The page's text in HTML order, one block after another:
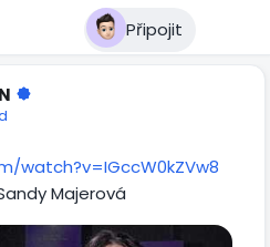
Připojit
watch?v=IGccW0kZVw8
Majerová